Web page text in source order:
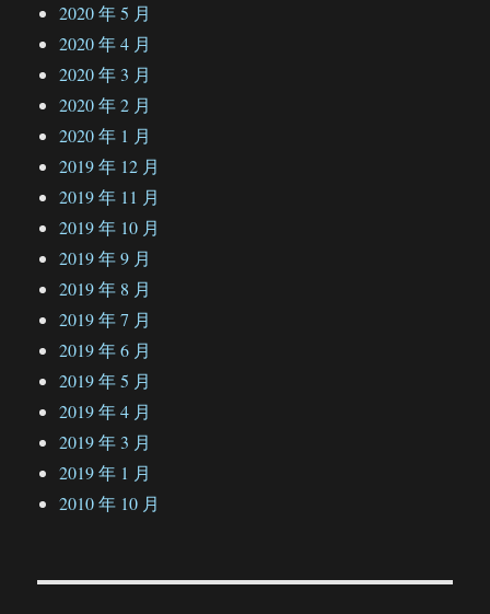
2020 年 5 月
2020 年 4 月
2020 年 3 月
2020 年 2 月
2020 年 1 月
2019 年 12 月
2019 年 11 月
2019 年 10 月
2019 年 9 月
2019 年 8 月
2019 年 7 月
2019 年 6 月
2019 年 5 月
2019 年 4 月
2019 年 3 月
2019 年 1 月
2010 年 10 月